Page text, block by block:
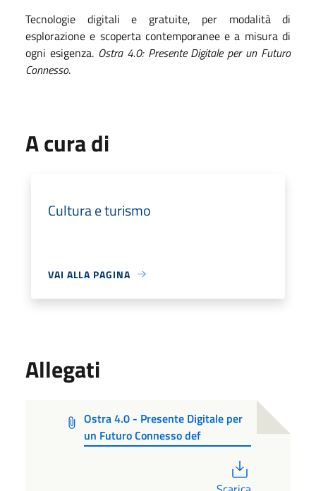
Tecnologie digitali e gratuite, per modalità di
esplorazione e scoperta contemporanee e a misura di
ogni esigenza. Ostra 4.0: Presente Digitale per un Futuro
Connesso.
A cura di
Cultura e turismo
VAI ALLA PAGINA
Allegati
Ostra 4.0 - Presente Digitale per
un Futuro Connesso def